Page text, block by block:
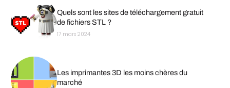
Quels sont les sites de téléchargement gratuit
de fichiers STL ?
17 mars 2024
Les imprimantes 3D les moins chères du
marché